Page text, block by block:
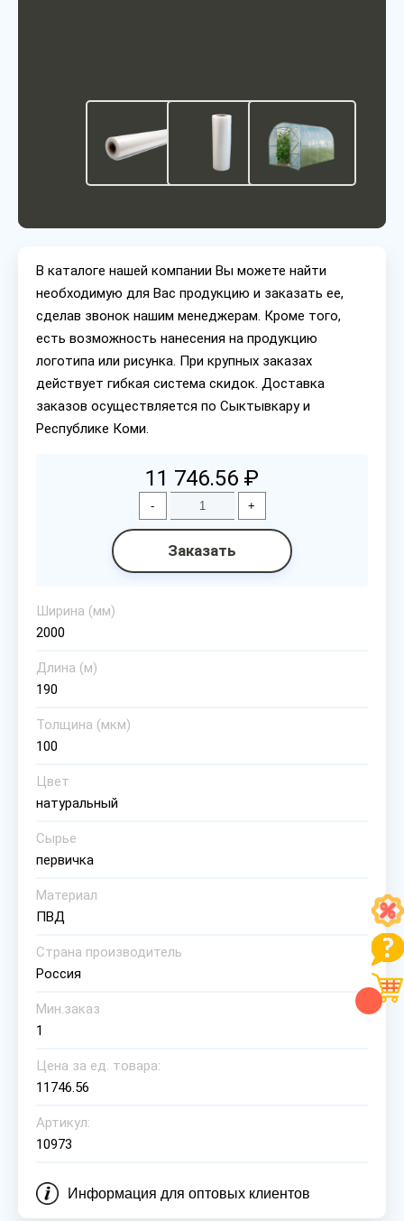
В каталоге нашей компании Вы можете найти
необходимую для Вас продукцию и заказать ее,
сделав звонок нашим менеджерам. Кроме того,
есть возможность нанесения на продукцию
логотипа или рисунка. При крупных заказах
действует гибкая система скидок. Доставка
заказов осуществляется по Сыктывкару и
Республике Коми.
11 746.56 ₽
- +
Заказать
Ширина (мм)
2000
Длина (м)
190
Толщина (мкм)
100
Цвет
натуральный
Сырье
первичка
Материал
ПВД
Страна производитель
Россия
Мин.заказ
1
Цена за ед. товара:
11746.56
Артикул:
10973
Информация для оптовых клиентов